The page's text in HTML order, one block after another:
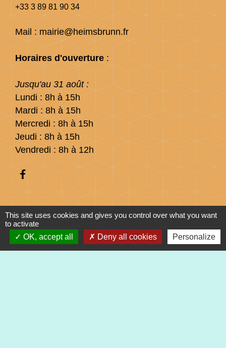
+33 3 89 81 90 34
Mail : mairie@heimsbrunn.fr
Horaires d'ouverture :
Jusqu'au 31 août :
Lundi : 8h à 15h
Mardi : 8h à 15h
Mercredi : 8h à 15h
Jeudi : 8h à 15h
Vendredi : 8h à 12h
Liens
Préfecture du Haut-Rhin
Collectivité Européenne d'Alsace
This site uses cookies and gives you control over what you want
to activate
OK, accept all
Deny all cookies Personalize